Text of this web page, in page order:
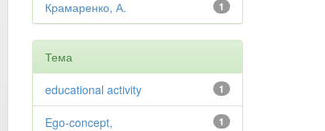
1
Крамаренко, А.
Тема
1
educational activity
1
Ego-concept,